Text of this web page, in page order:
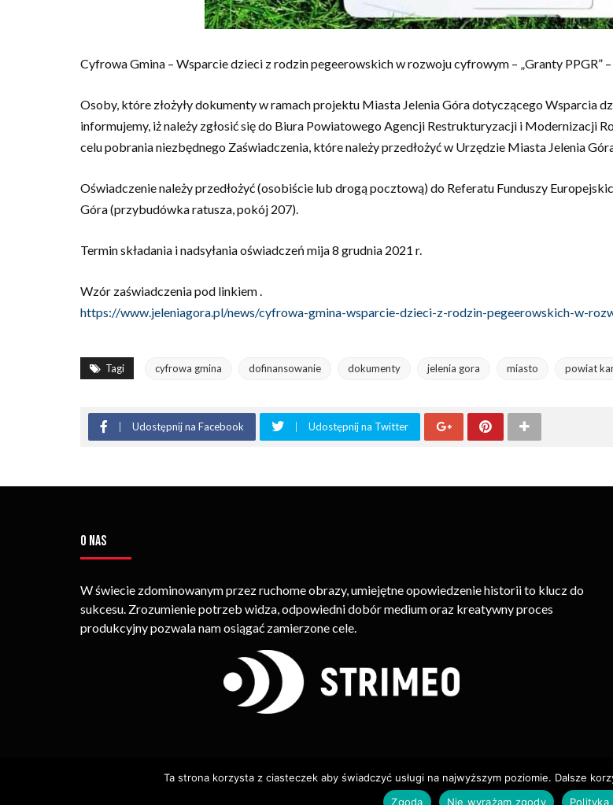
Cyfrowa Gmina – Wsparcie dzieci z rodzin pegeerowskich w rozwoju cyfrowym – „Granty PPGR”
Osoby, które złożyły dokumenty w ramach projektu Miasta Jelenia Góra dotyczącego Wsparcia
informujemy, iż należy zgłosić się do Biura Powiatowego Agencji Restrukturyzacji i Modernizacji
celu pobrania niezbędnego Zaświadczenia, które należy przedłożyć w Urzędzie Miasta Jelenia
Oświadczenie należy przedłożyć (osobiście lub drogą pocztową) do Referatu Funduszy
Góra (przybudówka ratusza, pokój 207).
Termin składania i nadsyłania oświadczeń mija 8 grudnia 2021 r.
Wzór zaświadczenia pod linkiem .
https://www.jeleniagora.pl/news/cyfrowa-gmina-wsparcie-dzieci-z-rodzin-pegeerowskich-w-
Tagi cyfrowa gmina dofinansowanie dokumenty jelenia gora miasto powiat
Udostępnij na Facebook Udostępnij na Twitter
O NAS
W świecie zdominowanym przez ruchome obrazy, umiejętne opowiedzenie historii to klucz do
sukcesu. Zrozumienie potrzeb widza, odpowiedni dobór medium oraz kreatywny proces
produkcyjny pozwala nam osiągać zamierzone cele.
© Copyright STRIMEO. All Rights Reserved. Kopiowanie Treści (w Tym Zdjęć, Materiałów Wideo) Bez
Ta strona korzysta z ciasteczek aby świadczyć usługi na najwyższym poziomie. Dalsze
Zgoda
Nie wyrażam zgody